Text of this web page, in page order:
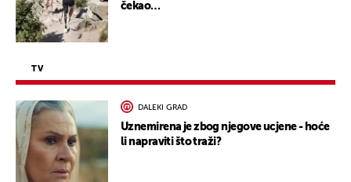
čekao…
TV
DALEKI GRAD
Uznemirena je zbog njegove ucjene - hoće
li napraviti što traži?